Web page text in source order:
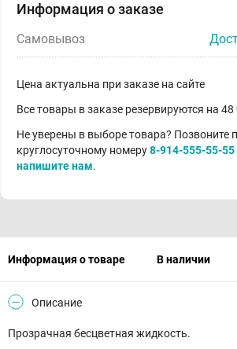
Информация о заказе
Самовывоз
Цена актуальна при заказе на сайте
Все товары в заказе резервируются на 48
Не уверены в выборе товара? Позвоните
круглосуточному номеру8-914-555-55-55
напишите нам.
Информация о товаре В наличии
Описание
Прозрачная бесцветная жидкость.